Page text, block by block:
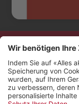
Kontakt
Impressum
Rechtliches